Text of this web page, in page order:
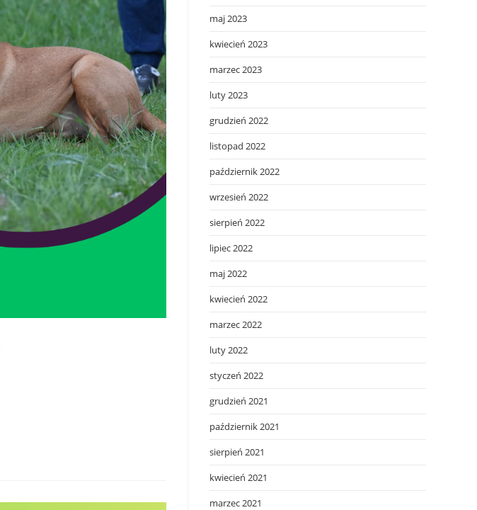
maj 2023
kwiecień 2023
marzec 2023
luty 2023
grudzień 2022
listopad 2022
październik 2022
wrzesień 2022
sierpień 2022
lipiec 2022
maj 2022
kwiecień 2022
marzec 2022
luty 2022
styczeń 2022
grudzień 2021
październik 2021
sierpień 2021
kwiecień 2021
marzec 2021